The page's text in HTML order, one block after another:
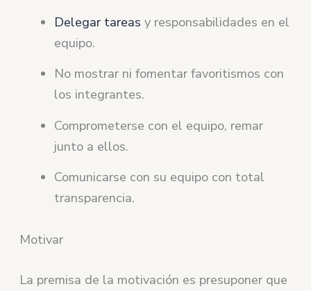
Delegar tareas y responsabilidades en el
equipo.
No mostrar ni fomentar favoritismos con
los integrantes.
Comprometerse con el equipo, remar
junto a ellos.
Comunicarse con su equipo con total
transparencia.
Motivar
La premisa de la motivación es presuponer que